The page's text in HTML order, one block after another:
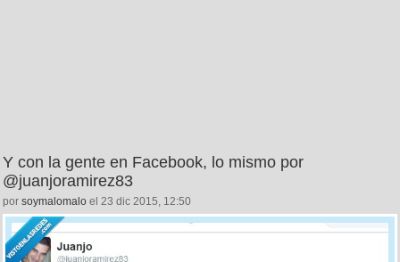
Y con la gente en Facebook, lo mismo por
@juanjoramirez83
por soymalomalo el 23 dic 2015, 12:50